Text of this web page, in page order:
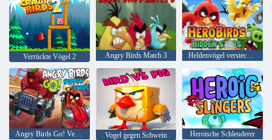
Verrückte Vögel 2 Angry Birds Match 3 Heldenvögel versteckte Sterne
Angry Birds Go! Versteckte Sterne Vogel gegen Schwein Heroische Schleuderer